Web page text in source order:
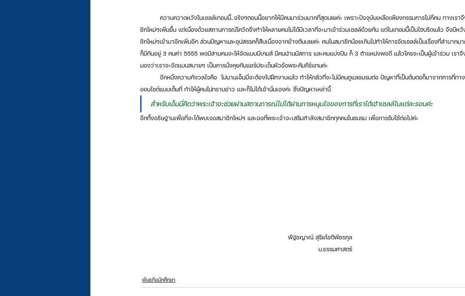
ชิกใหม่ๆเพิ่มขึ้น แต่เนื่องด้วยสถานการณ์โควิดจึงทำให้หลายคนไม่ได้มีเวลาที่จะมาเข้าร่วมเซลล์ด้วยกัน แต่ในเทอมนี้เป็นไฮบริดแล้ว จึงมีหวั
ชิกใหม่ๆเข้ามาอีกเพิ่มอีก ส่วนปัญหาและอุปสรรคก็สืบเนื่องจากข้างต้นเลยค่ะ คนในสมาชิกน้อยเกินไปทำให้การจัดเซลล์เป็นเรื่องที่ลำบากม
ก็มีกันอยู่ 3 คนค่า 5555 พอมีสามคนจะให้จัดแบบมีเกมส์ มีคนนำนมัสการ และคนแบ่งปัน ก็ 3 ตำแหน่งพอดี แล้วใครจะเป็นผู้เข้าร่วม เราจึ
มองว่าเราจะจัดแบบสบายๆ เป็นการนั่งคุยกันแชร์ประเด็นหัวข้อพระคัมภีร์แทนค่ะ
ออนไซต์แบบเต็มที่ ทำให้ผู้คนไม่ทราบข่าว และก็ไม่ได้เข้านั่นเองค่ะ ซึ่งปัญหาเหล่านี้
สำหรับเอ็มมี่คิดว่าพระเจ้าจะช่วยผ่านสถานการณ์ไปได้ผ่านการหนุนใจของการที่เราได้เข้าเซลล์ในแต่ละรอบค่ะ
อีกทั้งอธิษฐานเพื่อที่จะได้พบเจอสมาชิกใหม่ๆ และขอที่พระเจ้าจะเสริมกำลังสมาชิกทุกคนในชมรม เพื่อการรับใช้ต่อไปค่ะ
พิฐชญาณ์ สุริยโชติพัชรกุล
ม.ธรรมศาสตร์
พันธกิจนักศึกษา